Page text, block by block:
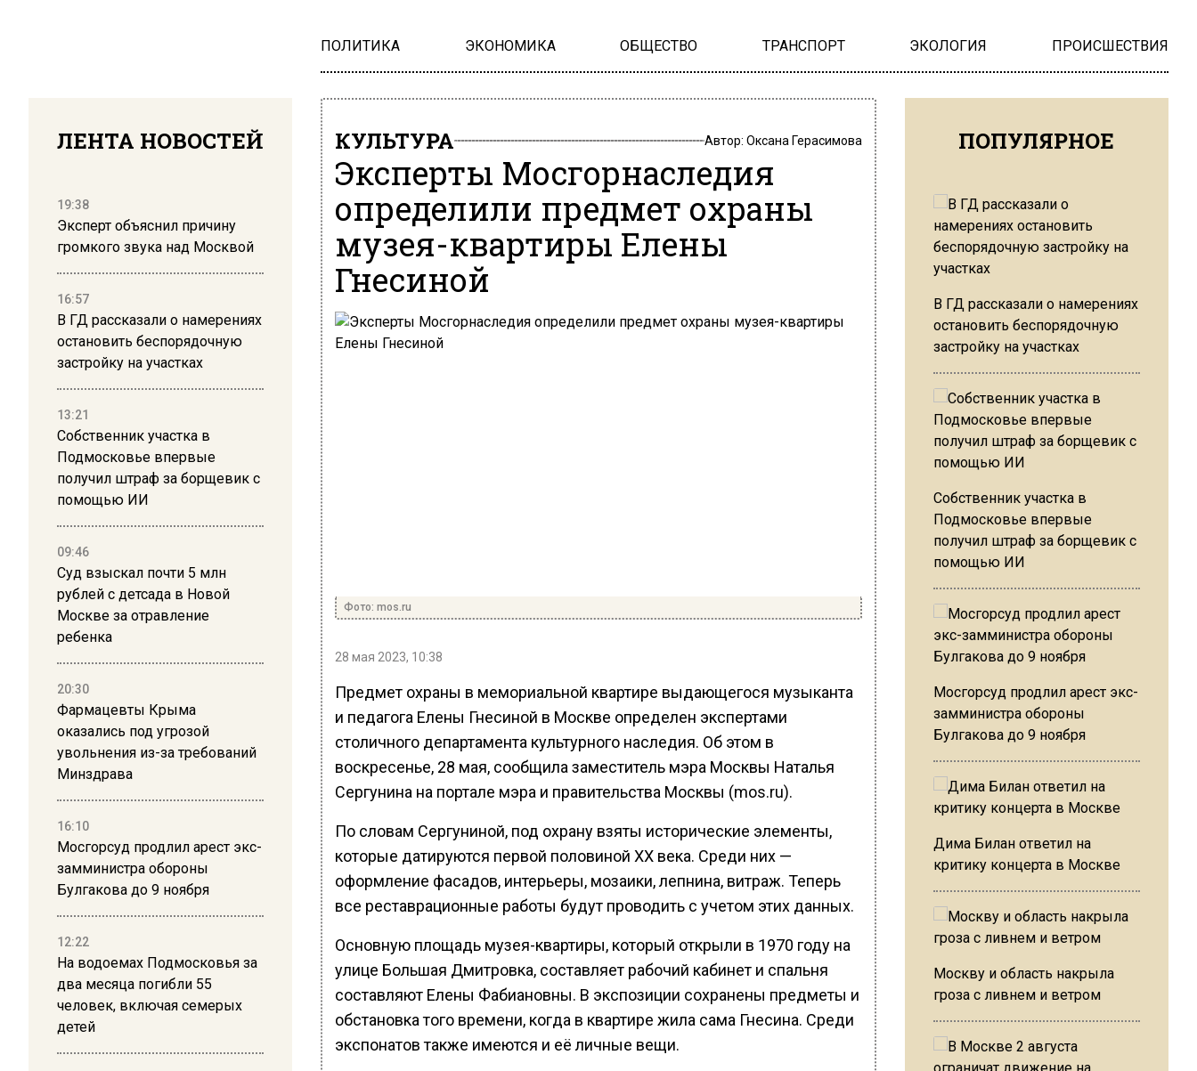
ПОЛИТИКА ЭКОНОМИКА ОБЩЕСТВО ТРАНСПОРТ ЭКОЛОГИЯ ПРОИСШЕСТВИЯ
ЛЕНТА НОВОСТЕЙ
19:38
Эксперт объяснил причину
громкого звука над Москвой
16:57
В ГД рассказали о намерениях
остановить беспорядочную
застройку на участках
13:21
Собственник участка в
Подмосковье впервые
получил штраф за борщевик с
помощью ИИ
09:46
Суд взыскал почти 5 млн
рублей с детсада в Новой
Москве за отравление
ребенка
20:30
Фармацевты Крыма
оказались под угрозой
увольнения из-за требований
Минздрава
16:10
Мосгорсуд продлил арест экс-
замминистра обороны
Булгакова до 9 ноября
12:22
На водоемах Подмосковья за
два месяца погибли 55
человек, включая семерых
детей
КУЛЬТУРА Автор: Оксана Герасимова
Эксперты Мосгорнаследия
определили предмет охраны
музея-квартиры Елены
Гнесиной
Фото: mos.ru
28 мая 2023, 10:38
Предмет охраны в мемориальной квартире выдающегося музыканта
и педагога Елены Гнесиной в Москве определен экспертами
столичного департамента культурного наследия. Об этом в
воскресенье, 28 мая, сообщила заместитель мэра Москвы Наталья
Сергунина на портале мэра и правительства Москвы (mos.ru).
По словам Сергуниной, под охрану взяты исторические элементы,
которые датируются первой половиной ХХ века. Среди них —
оформление фасадов, интерьеры, мозаики, лепнина, витраж. Теперь
все реставрационные работы будут проводить с учетом этих данных.
Основную площадь музея-квартиры, который открыли в 1970 году на
улице Большая Дмитровка, составляет рабочий кабинет и спальня
составляют Елены Фабиановны. В экспозиции сохранены предметы и
обстановка того времени, когда в квартире жила сама Гнесина. Среди
экспонатов также имеются и её личные вещи.
ПОПУЛЯРНОЕ
В ГД рассказали о намерениях
остановить беспорядочную
застройку на участках
Собственник участка в
Подмосковье впервые
получил штраф за борщевик с
помощью ИИ
Мосгорсуд продлил арест экс-
замминистра обороны
Булгакова до 9 ноября
Дима Билан ответил на
критику концерта в Москве
Москву и область накрыла
гроза с ливнем и ветром